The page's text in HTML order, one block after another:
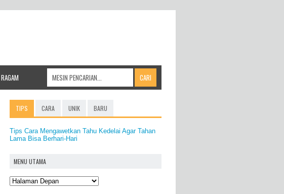
RAGAM
TIPS CARA UNIK BARU
Tips Cara Mengawetkan Tahu Kedelai Agar Tahan
Lama Bisa Berhari-Hari
MENU UTAMA